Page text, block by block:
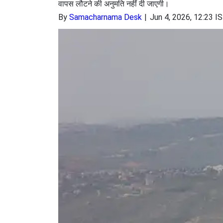
वापस लौटने की अनुमति नहीं दी जाएगी।
By Samacharnama Desk Jun 4, 2026, 12:23